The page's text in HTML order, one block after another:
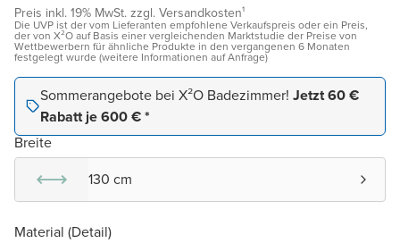
Preis inkl. 19% MwSt. zzgl. Versandkosten¹
Die UVP ist der vom Lieferanten empfohlene Verkaufspreis oder ein Preis,
der von X²O auf Basis einer vergleichenden Marktstudie der Preise von
Wettbewerbern für ähnliche Produkte in den vergangenen 6 Monaten
festgelegt wurde (weitere Informationen auf Anfrage)
Sommerangebote bei X²O Badezimmer! Jetzt 60 €
Rabatt je 600 € *
Breite
130 cm
Material (Detail)